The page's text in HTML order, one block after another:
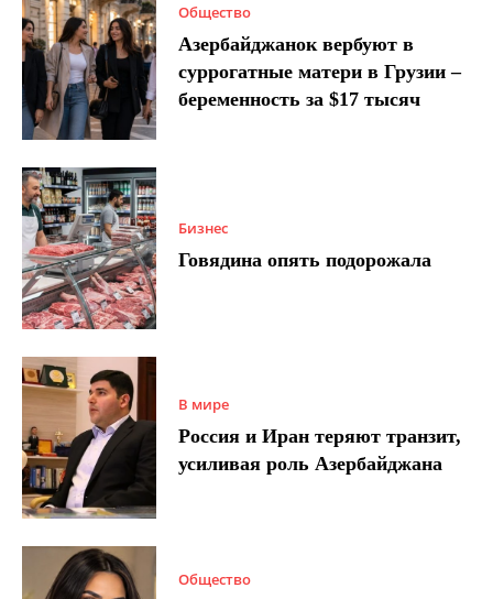
Общество
Азербайджанок вербуют в
суррогатные матери в Грузии –
беременность за $17 тысяч
Бизнес
Говядина опять подорожала
В мире
Россия и Иран теряют транзит,
усиливая роль Азербайджана
Общество